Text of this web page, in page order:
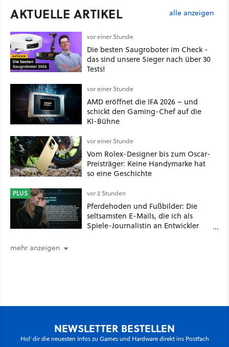
AKTUELLE ARTIKEL alle anzeigen
vor einer Stunde
Die besten Saugroboter im Check -
das sind unsere Sieger nach über 30
Tests!
vor einer Stunde
AMD eröffnet die IFA 2026 – und
schickt den Gaming-Chef auf die
KI-Bühne
vor einer Stunde
Vom Rolex-Designer bis zum Oscar-
Preisträger: Keine Handymarke hat
so eine Geschichte
PLUS vor 2 Stunden
Pferdehoden und Fußbilder: Die
seltsamsten E-Mails, die ich als
Spiele-Journalistin an Entwickler
mehr anzeigen
NEWSLETTER BESTELLEN
Hol' dir die neuesten Infos zu Games und Hardware direkt ins Postfach